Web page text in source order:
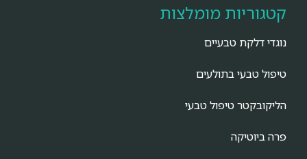
קטגוריות מומלצות
נוגדי דלקת טבעיים
טיפול טבעי בתולעים
הליקובקטר טיפול טבעי
פרה ביוטיקה